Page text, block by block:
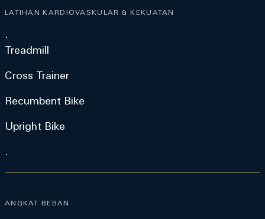
LATIHAN KARDIOVASKULAR & KEKUATAN
.
Treadmill
Cross Trainer
Recumbent Bike
Upright Bike
.
ANGKAT BEBAN